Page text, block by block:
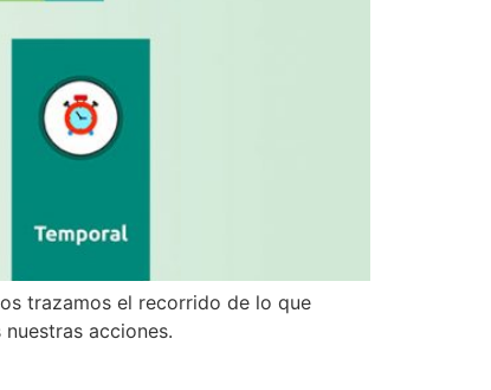
trazamos el recorrido de lo que
acciones.